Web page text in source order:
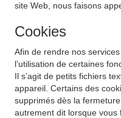
site Web, nous faisons
Cookies
Afin de rendre nos
l’utilisation de certaines
Il s’agit de petits fichiers
appareil. Certains des
supprimés dès la
autrement dit lorsque